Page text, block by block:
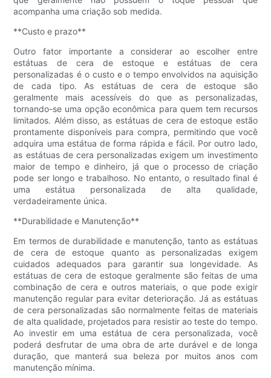
acompanha uma criação sob medida.
**Custo e prazo**
Outro fator importante a considerar ao escolher entre
estátuas de cera de estoque e estátuas de cera
personalizadas é o custo e o tempo envolvidos na aquisição
de cada tipo. As estátuas de cera de estoque são
geralmente mais acessíveis do que as personalizadas,
tornando-se uma opção econômica para quem tem recursos
limitados. Além disso, as estátuas de cera de estoque estão
prontamente disponíveis para compra, permitindo que você
adquira uma estátua de forma rápida e fácil. Por outro lado,
as estátuas de cera personalizadas exigem um investimento
maior de tempo e dinheiro, já que o processo de criação
pode ser longo e trabalhoso. No entanto, o resultado final é
uma estátua personalizada de alta qualidade,
verdadeiramente única.
**Durabilidade e Manutenção**
Em termos de durabilidade e manutenção, tanto as estátuas
de cera de estoque quanto as personalizadas exigem
cuidados adequados para garantir sua longevidade. As
estátuas de cera de estoque geralmente são feitas de uma
combinação de cera e outros materiais, o que pode exigir
manutenção regular para evitar deterioração. Já as estátuas
de cera personalizadas são normalmente feitas de materiais
de alta qualidade, projetados para resistir ao teste do tempo.
Ao investir em uma estátua de cera personalizada, você
poderá desfrutar de uma obra de arte durável e de longa
duração, que manterá sua beleza por muitos anos com
manutenção mínima.